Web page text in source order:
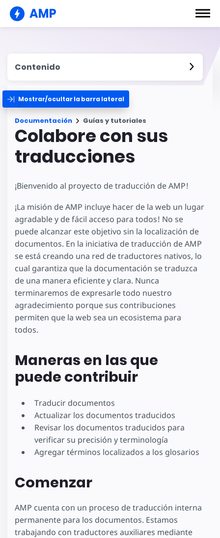
AMP
Contenido
Mostrar/ocultar la barra lateral
Documentación Guías y tutoriales
Colabore con sus
traducciones
¡Bienvenido al proyecto de traducción de AMP!
¡La misión de AMP incluye hacer de la web un lugar
agradable y de fácil acceso para todos! No se
puede alcanzar este objetivo sin la localización de
documentos. En la iniciativa de traducción de AMP
se está creando una red de traductores nativos, lo
cual garantiza que la documentación se traduzca
de una manera eficiente y clara. Nunca
terminaremos de expresarle todo nuestro
agradecimiento porque sus contribuciones
permiten que la web sea un ecosistema para
todos.
Maneras en las que
puede contribuir
Traducir documentos
Actualizar los documentos traducidos
Revisar los documentos traducidos para
verificar su precisión y terminología
Agregar términos localizados a los glosarios
Comenzar
AMP cuenta con un proceso de traducción interna
permanente para los documentos. Estamos
trabajando con traductores auxiliares mediante